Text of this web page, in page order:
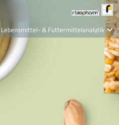
Lebensmittel- & Futtermittelanalytik
Clinical Diagnostics
R-Biopharm AG
Nutrition Care